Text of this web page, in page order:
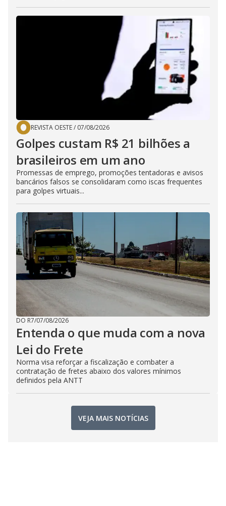
REVISTA OESTE/ 07/08/2026
Golpes custam R$ 21 bilhões a
brasileiros em um ano
Promessas de emprego, promoções tentadoras e avisos
bancários falsos se consolidaram como iscas frequentes
para golpes virtuais...
DO R7/07/08/2026
Entenda o que muda com a nova
Lei do Frete
Norma visa reforçar a fiscalização e combater a
contratação de fretes abaixo dos valores mínimos
definidos pela ANTT
VEJA MAIS NOTÍCIAS